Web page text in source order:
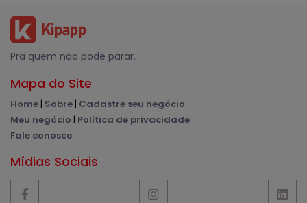
Pra quem não pode parar.
Mapa do Site
Home| Sobre| Cadastre seu negócio
Meu negócio | Política de privacidade
Fale conosco
Mídias Sociais